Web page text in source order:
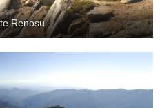
Renosu